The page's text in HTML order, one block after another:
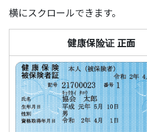
横にスクロールできます。
健康保险证 正面